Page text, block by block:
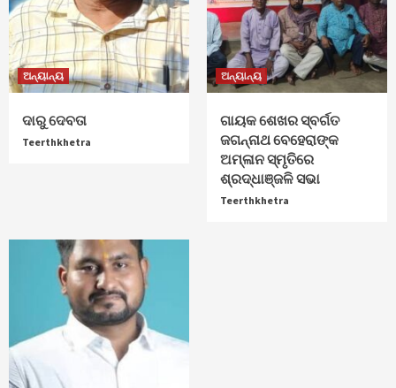
ଅନ୍ୟାନ୍ୟ
ଦାରୁ ଦେବତା
Teerthkhetra
ଅନ୍ୟାନ୍ୟ
ଗାୟକ ଶେଖର ସ୍ବର୍ଗତ
ଜଗନ୍ନାଥ ବେହେରାଙ୍କ
ଅମ୍ଳାନ ସ୍ମୃତିରେ
ଶ୍ରଦ୍ଧାଞ୍ଜଳି ସଭା
Teerthkhetra